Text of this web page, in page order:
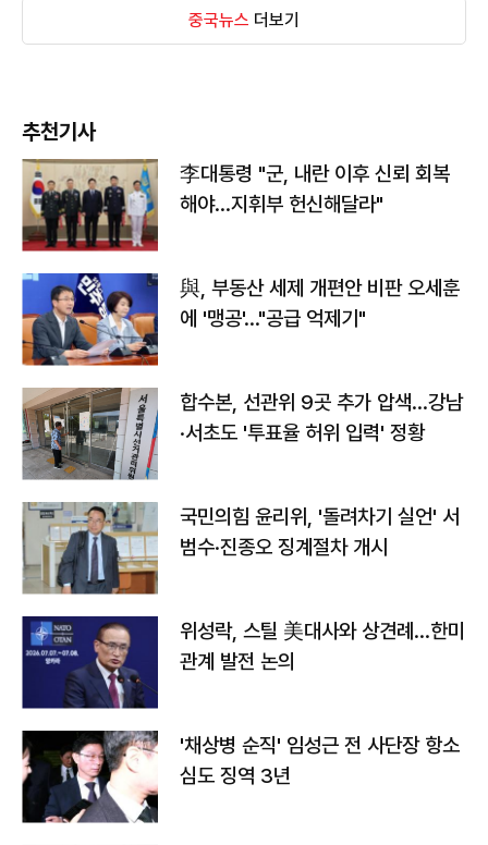
중국뉴스 더보기
추천기사
李대통령 "군, 내란 이후 신뢰 회복
해야…지휘부 헌신해달라"
與, 부동산 세제 개편안 비판 오세훈
에 '맹공'…"공급 억제기"
합수본, 선관위 9곳 추가 압색…강남
·서초도 '투표율 허위 입력' 정황
국민의힘 윤리위, '돌려차기 실언' 서
범수·진종오 징계절차 개시
위성락, 스틸 美대사와 상견례…한미
관계 발전 논의
'채상병 순직' 임성근 전 사단장 항소
심도 징역 3년